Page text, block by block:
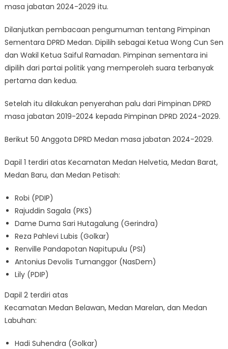
masa jabatan 2024-2029 itu.
Dilanjutkan pembacaan pengumuman tentang Pimpinan
Sementara DPRD Medan. Dipilih sebagai Ketua Wong Cun Sen
dan Wakil Ketua Saiful Ramadan. Pimpinan sementara ini
dipilih dari partai politik yang memperoleh suara terbanyak
pertama dan kedua.
Setelah itu dilakukan penyerahan palu dari Pimpinan DPRD
masa jabatan 2019-2024 kepada Pimpinan DPRD 2024-2029.
Berikut 50 Anggota DPRD Medan masa jabatan 2024-2029.
Dapil 1 terdiri atas Kecamatan Medan Helvetia, Medan Barat,
Medan Baru, dan Medan Petisah:
Robi (PDIP)
Rajuddin Sagala (PKS)
Dame Duma Sari Hutagalung (Gerindra)
Reza Pahlevi Lubis (Golkar)
Renville Pandapotan Napitupulu (PSI)
Antonius Devolis Tumanggor (NasDem)
Lily (PDIP)
Dapil 2 terdiri atas
Kecamatan Medan Belawan, Medan Marelan, dan Medan
Labuhan:
Hadi Suhendra (Golkar)